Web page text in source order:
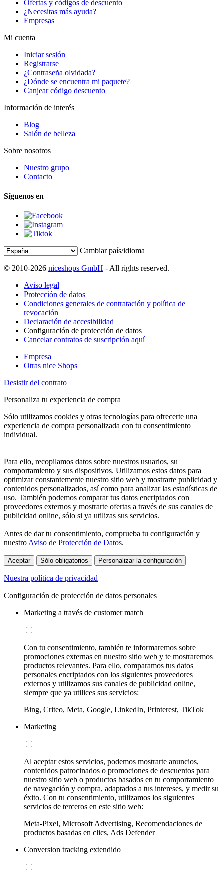
Ofertas y códigos de descuento
¿Necesitas más ayuda?
Empresas
Mi cuenta
Iniciar sesión
Registrarse
¿Contraseña olvidada?
¿Dónde se encuentra mi paquete?
Canjear código descuento
Información de interés
Blog
Salón de belleza
Sobre nosotros
Nuestro grupo
Contacto
Síguenos en
Cambiar país/idioma
© 2010-2026 niceshops GmbH - All rights reserved.
Aviso legal
Protección de datos
Condiciones generales de contratación y política de
revocación
Declaración de accesibilidad
Configuración de protección de datos
Cancelar contratos de suscripción aquí
Empresa
Otras nice Shops
Desistir del contrato
Personaliza tu experiencia de compra
Sólo utilizamos cookies y otras tecnologías para ofrecerte una
experiencia de compra personalizada con tu consentimiento
individual.
Para ello, recopilamos datos sobre nuestros usuarios, su
comportamiento y sus dispositivos. Utilizamos estos datos para
optimizar constantemente nuestro sitio web y mostrarte publicidad y
contenidos personalizados, así como para analizar las estadísticas de
uso. También podemos comparar tus datos encriptados con
proveedores externos y mostrarte ofertas a través de sus canales de
publicidad online, sólo si ya utilizas sus servicios.
Antes de dar tu consentimiento, comprueba tu configuración y
nuestro Aviso de Protección de Datos.
Aceptar Sólo obligatorios Personalizar la configuración
Nuestra política de privacidad
Configuración de protección de datos personales
Marketing a través de customer match
Con tu consentimiento, también te informaremos sobre
promociones externas en nuestro sitio web y te mostraremos
productos relevantes. Para ello, comparamos tus datos
personales encriptados con los siguientes proveedores
externos y utilizamos sus canales de publicidad online,
siempre que ya utilices sus servicios:
Bing, Criteo, Meta, Google, LinkedIn, Printerest, TikTok
Marketing
Al aceptar estos servicios, podemos mostrarte anuncios,
contenidos patrocinados o promociones de descuentos para
nuestro sitio web o productos basados en tu comportamiento
de navegación y compra, adaptados a tus intereses, y medir su
éxito. Con tu consentimiento, utilizamos los siguientes
servicios de terceros en este sitio web:
Meta-Pixel, Microsoft Advertising, Recomendaciones de
productos basadas en clics, Ads Defender
Conversion tracking extendido